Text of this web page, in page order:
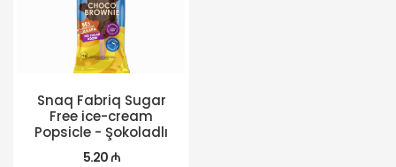
Snaq Fabriq Sugar
Free ice-cream
Popsicle - Şokoladlı
Brauni
5.20 ₼